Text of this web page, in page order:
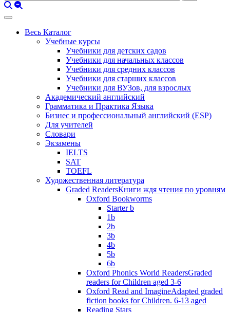
Весь Каталог
Учебные курсы
Учебники для детских садов
Учебники для начальных классов
Учебники для средних классов
Учебники для старших классов
Учебники для ВУЗов, для взрослых
Академический английский
Грамматика и Практика Языка
Бизнес и профессиональный английский (ESP)
Для учителей
Словари
Экзамены
IELTS
SAT
TOEFL
Художественная литература
Graded ReadersКниги ждя чтения по уровням
Oxford Bookworms
Starter b
1b
2b
3b
4b
5b
6b
Oxford Phonics World ReadersGraded
readers for Children aged 3-6
Oxford Read and ImagineAdapted graded
fiction books for Children. 6-13 aged
Reading Stars